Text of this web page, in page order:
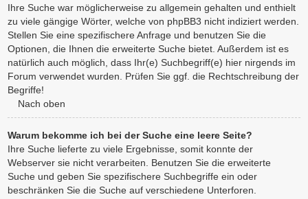
Ihre Suche war möglicherweise zu allgemein gehalten und enthielt
zu viele gängige Wörter, welche von phpBB3 nicht indiziert werden.
Stellen Sie eine spezifischere Anfrage und benutzen Sie die
Optionen, die Ihnen die erweiterte Suche bietet. Außerdem ist es
natürlich auch möglich, dass Ihr(e) Suchbegriff(e) hier nirgends im
Forum verwendet wurden. Prüfen Sie ggf. die Rechtschreibung der
Begriffe!
Nach oben
Warum bekomme ich bei der Suche eine leere Seite?
Ihre Suche lieferte zu viele Ergebnisse, somit konnte der
Webserver sie nicht verarbeiten. Benutzen Sie die erweiterte
Suche und geben Sie spezifischere Suchbegriffe ein oder
beschränken Sie die Suche auf verschiedene Unterforen.